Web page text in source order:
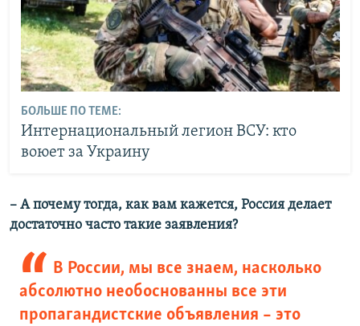
БОЛЬШЕ ПО ТЕМЕ:
Интернациональный легион ВСУ: кто
воюет за Украину
– А почему тогда, как вам кажется, Россия делает
достаточно часто такие заявления?
В России, мы все знаем, насколько
абсолютно необоснованны все эти
пропагандистские объявления – это